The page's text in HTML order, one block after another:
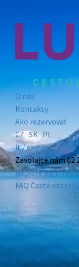
O nás
Kontakty
Ako rezervovať
CZ SK PL
it /es/ ös
Zavolajte nám02
Napíšte námVáš
FAQ Časté otázky